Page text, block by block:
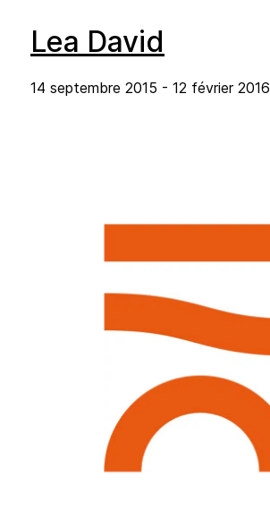
Lea David
14 septembre 2015 - 12 février 2016